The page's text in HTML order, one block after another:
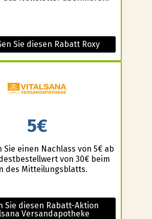
Sie diesen Rabatt Roxy
5€
Sie einen Nachlass von 5€ ab
von 30€ beim
des Mitteilungsblatts.
Sie diesen Rabatt-Aktion
Versandapotheke